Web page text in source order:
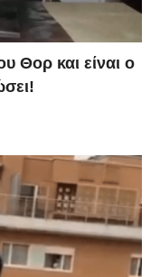
Θορ και είναι ο